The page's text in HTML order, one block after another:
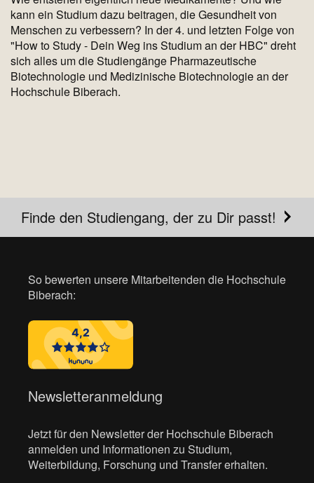
kann ein Studium dazu beitragen, die Gesundheit von
Menschen zu verbessern? In der 4. und letzten Folge von
"How to Study - Dein Weg ins Studium an der HBC" dreht
sich alles um die Studiengänge Pharmazeutische
Biotechnologie und Medizinische Biotechnologie an der
Hochschule Biberach.
Finde den Studiengang, der zu Dir passt!
So bewerten unsere Mitarbeitenden die Hochschule
Biberach:
Newsletteranmeldung
Jetzt für den Newsletter der Hochschule Biberach
anmelden und Informationen zu Studium,
Weiterbildung, Forschung und Transfer erhalten.